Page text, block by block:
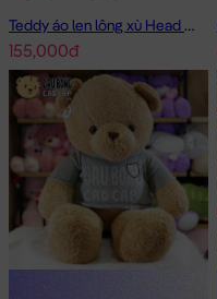
Teddy áo len lông xù Head and Tales
155,000đ